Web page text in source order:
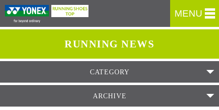
MENU
RUNNING NEWS
CATEGORY
ARCHIVE